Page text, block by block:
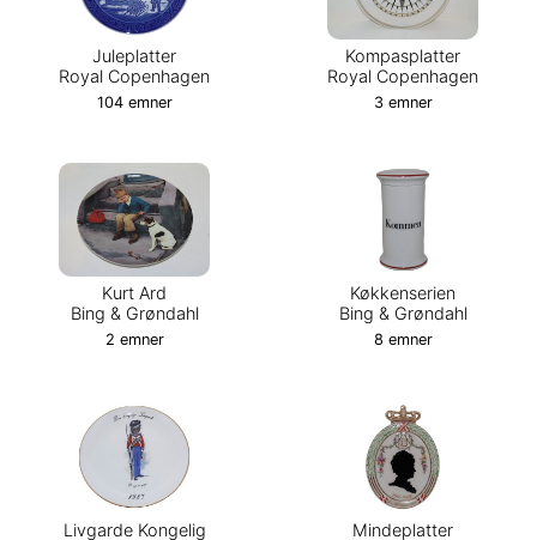
Juleplatter
Royal Copenhagen
104 emner
Kompasplatter
Royal Copenhagen
3 emner
Kurt Ard
Bing & Grøndahl
2 emner
Køkkenserien
Bing & Grøndahl
8 emner
Livgarde Kongelig Mindeplatter